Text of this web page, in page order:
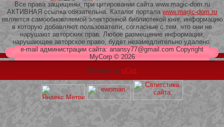
209 Белая кофта из ленточного
кружева
Все права защищены, при цитировании сайта www.magic-dom.ru
АКТИВНАЯ ссылка обязательна. Каталог портала www.magic-dom.ru
является самообновляемой электронной библиотекой книг, информацию
в которую добавляют пользователи, согласные с тем, что они не
нарушают авторских прав. Любое размещение информации,
нарушающее авторское право, будет незамедлительно удалено.
e-mail администрации сайта: anansy77@gmail.com Copyright
MyCorp © 2026
Хостинг от uCoz